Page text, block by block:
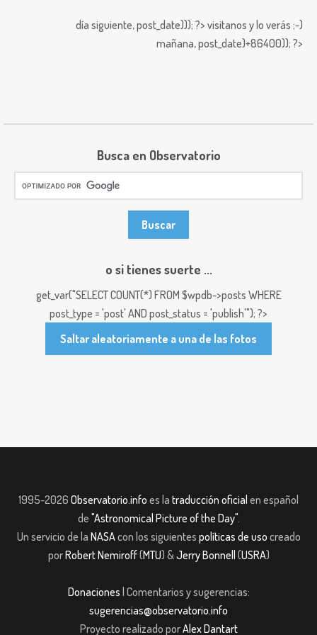
día siguiente,post_date))); ?> visitanos y lo verás ;-)
mañana,post_date)+86400)); ?>
Busca en Observatorio
o si tienes suerte ...
get_var("SELECT COUNT(*) FROM $wpdb->posts WHERE
post_type = 'post' AND post_status = 'publish'"); ?>
Saltar aleatoriamente a una de las fotos
1995-2026 Observatorio.info es la traducción oficial en español
de "Astronomical Picture of the Day".
Un servicio de la NASAcon los siguientes políticas de uso creado
porRobert Nemiroff(MTU) &Jerry Bonnell (USRA)
Donaciones | Comentarios y sugerencias:
sugerencias@observatorio.info
Proyecto realizado porAlex Dantart